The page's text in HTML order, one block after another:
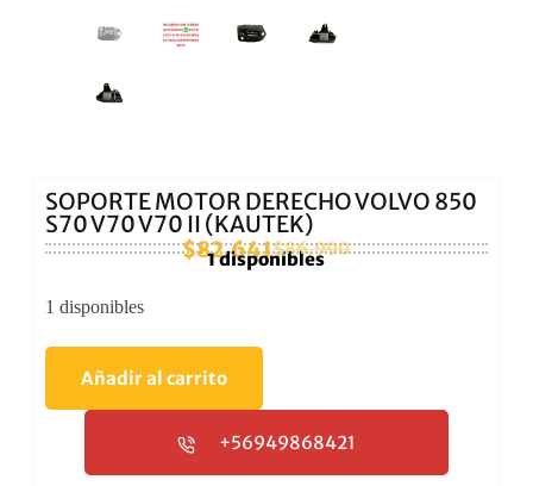
SOPORTE MOTOR DERECHO VOLVO 850
S70 V70 V70 II (KAUTEK)
$86.990
$82.641
1 disponibles
1 disponibles
Añadir al carrito
+56949868421